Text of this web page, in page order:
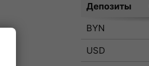
Депозиты
BYN
USD